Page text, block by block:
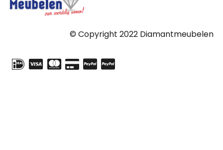
© Copyright 2022 Diamantmeubelen